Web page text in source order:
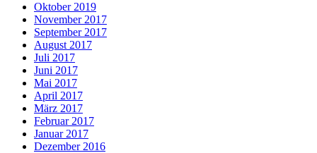
Oktober 2019
November 2017
September 2017
August 2017
Juli 2017
Juni 2017
Mai 2017
April 2017
März 2017
Februar 2017
Januar 2017
Dezember 2016